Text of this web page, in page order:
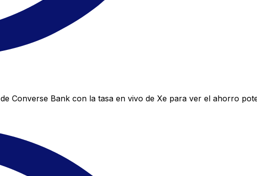
Converse Bank con la tasa en vivo de Xe para ver el ahorro